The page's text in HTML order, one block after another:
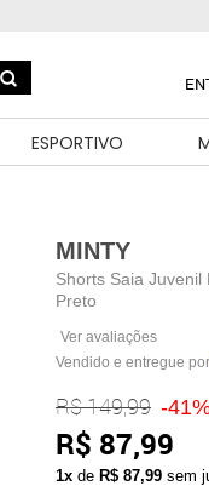
ESPORTIVO
MINTY
Shorts Saia
Preto
Ver avaliações
Vendido e entregue por
R$ 149,99 -
R$ 87,99
1xde R$ 87,99 sem